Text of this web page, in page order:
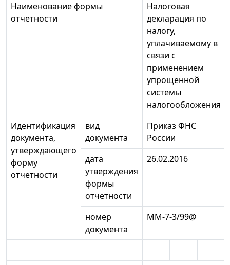
Наименование формы
отчетности
Налоговая
декларация по
налогу,
уплачиваемому в
связи с
применением
упрощенной
системы
налогообложения
Идентификация
документа,
утверждающего
форму
отчетности
вид
документа
Приказ ФНС
России
дата
утверждения
формы
отчетности
26.02.2016
номер
документа
ММ-7-3/99@